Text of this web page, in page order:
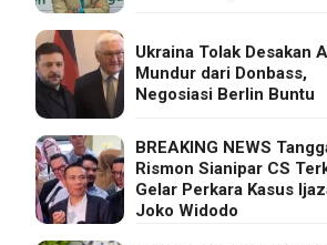
Ukraina Tolak Desakan
Mundur dari Donbass,
Negosiasi Berlin Buntu
BREAKING NEWS
Rismon Sianipar CS
Gelar Perkara Kasus
Joko Widodo